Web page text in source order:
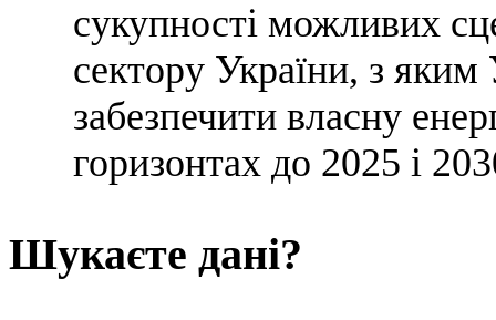
сукупності можливих
сектору України, з
забезпечити власну
горизонтах до 2025 і
Шукаєте дані?